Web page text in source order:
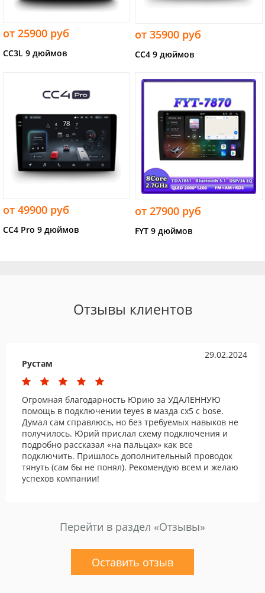
от 25900 руб
CC3L 9 дюймов
от 35900 руб
CC4 9 дюймов
от 49900 руб
CC4 Pro 9 дюймов
от 27900 руб
FYT 9 дюймов
Отзывы клиентов
29.02.2024
Рустам
Огромная благодарность Юрию за УДАЛЕННУЮ
помощь в подключении teyes в мазда cx5 с bose.
Думал сам справлюсь, но без требуемых навыков не
получилось. Юрий прислал схему подключения и
подробно рассказал «на пальцах» как все
подключить. Пришлось дополнительный проводок
тянуть (сам бы не понял). Рекомендую всем и желаю
успехов компании!
Перейти в раздел «Отзывы»
Оставить отзыв